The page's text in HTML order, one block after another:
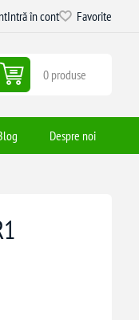
Intră în cont Favorite
0 produse
Despre noi